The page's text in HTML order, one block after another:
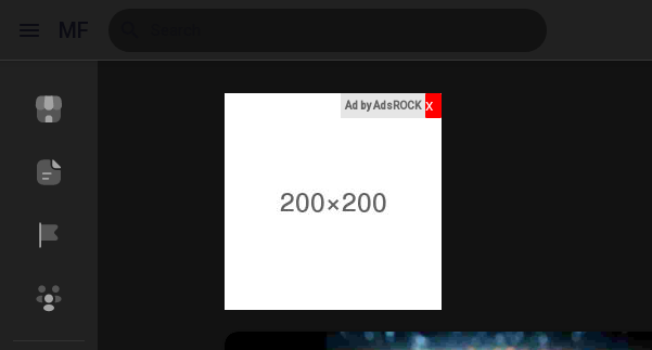
Ad by AdsROCK x